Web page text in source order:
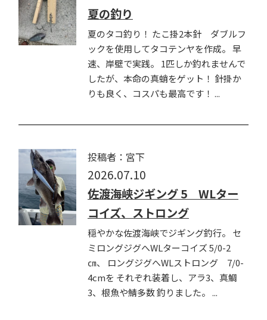
夏の釣り
夏のタコ釣り！ たこ掛2本針 ダブルフ
ックを使用してタコテンヤを作成。 早
速、岸壁で実践。 1匹しか釣れませんで
したが、本命の真蛸をゲット！ 針掛か
りも良く、コスパも最高です！ ...
投稿者：宮下
2026.07.10
佐渡海峡ジギング 5 WLター
コイズ、ストロング
穏やかな佐渡海峡でジギング釣行。 セ
ミロングジグへWLターコイズ 5/0-2
㎝、 ロングジグへWLストロング 7/0-
4cmを それぞれ装着し、アラ3、真鯛
3、根魚や鯖多数 釣りました。 ...